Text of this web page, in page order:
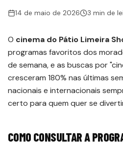
14 de maio de 2026 3 min de
O cinema do Pátio Limeira
programas favoritos dos
de semana, e as buscas por
cresceram 180% nas últimas
nacionais e internacionais
certo para quem quer se
COMO CONSULTAR A